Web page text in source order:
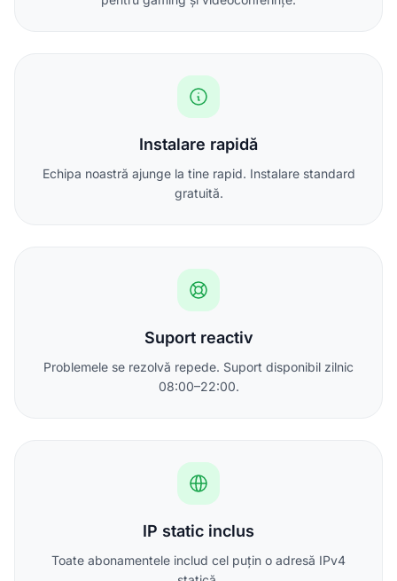
Instalare rapidă
Echipa noastră ajunge la tine rapid. Instalare standard
gratuită.
Suport reactiv
Problemele se rezolvă repede. Suport disponibil zilnic
08:00–22:00.
IP static inclus
Toate abonamentele includ cel puțin o adresă IPv4